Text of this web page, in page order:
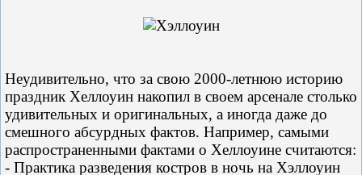
Неудивительно, что за свою 2000-летнюю историю
праздник Хеллоуин накопил в своем арсенале столько
удивительных и оригинальных, а иногда даже до
смешного абсурдных фактов. Например, самыми
распространенными фактами о Хеллоуине считаются:
- Практика разведения костров в ночь на Хэллоуин